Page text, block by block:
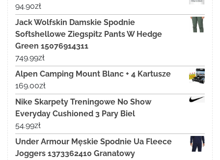
94.90zł
Jack Wolfskin Damskie Spodnie
Softshellowe Ziegspitz Pants W Hedge
Green 15076914311
749.99zł
Alpen Camping Mount Blanc + 4 Kartusze
169.00zł
Nike Skarpety Treningowe No Show
Everyday Cushioned 3 Pary Biel
54.99zł
Under Armour Męskie Spodnie Ua Fleece
Joggers 1373362410 Granatowy